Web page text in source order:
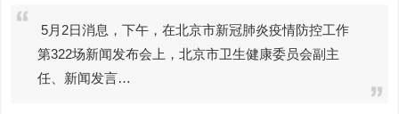
5月2日消息，下午，在北京市新冠肺炎疫情防控工作
第322场新闻发布会上，北京市卫生健康委员会副主
任、新闻发言…